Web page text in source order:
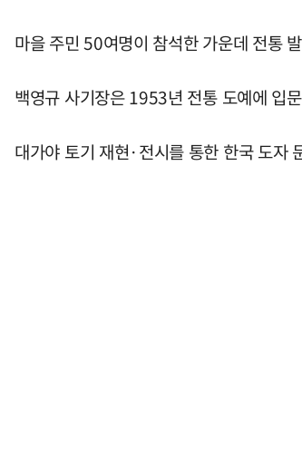
마을 주민 50여명이 참석한 가운데 전통
백영규 사기장은 1953년 전통 도예에 입
대가야 토기 재현·전시를 통한 한국 도자